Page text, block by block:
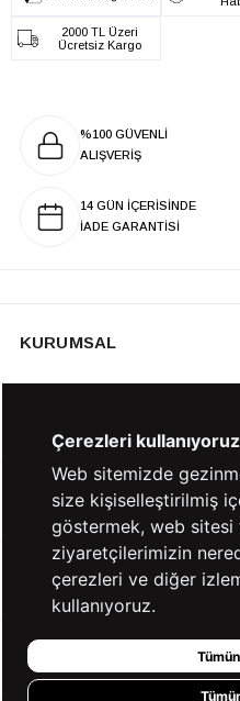
2000 TL Üzeri
Ücretsiz Kargo
%100 GÜVENLİ
ALIŞVERİŞ
14 GÜN İÇERİSİNDE
İADE GARANTİSİ
KURUMSAL
YARDIM
BİZE ULAŞIN
HIZLI ERİŞİM
Çerezleri kullanıyoruz
Web sitemizde
size kişiselleştirilmiş
göstermek, web
ziyaretçilerimizin
çerezleri ve diğer
kullanıyoruz.